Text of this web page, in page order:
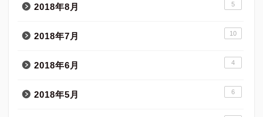
2018年8月 5
2018年7月 10
2018年6月 4
2018年5月 6